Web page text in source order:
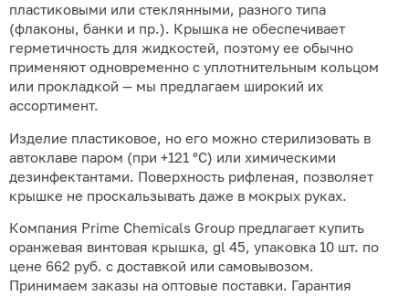
пластиковыми или стеклянными, разного типа
(флаконы, банки и пр.). Крышка не обеспечивает
герметичность для жидкостей, поэтому ее обычно
применяют одновременно с уплотнительным кольцом
или прокладкой — мы предлагаем широкий их
ассортимент.
Изделие пластиковое, но его можно стерилизовать в
автоклаве паром (при +121 °С) или химическими
дезинфектантами. Поверхность рифленая, позволяет
крышке не проскальзывать даже в мокрых руках.
Компания Prime Chemicals Group предлагает купить
оранжевая винтовая крышка, gl 45, упаковка 10 шт. по
цене 662 руб. с доставкой или самовывозом.
Принимаем заказы на оптовые поставки. Гарантия